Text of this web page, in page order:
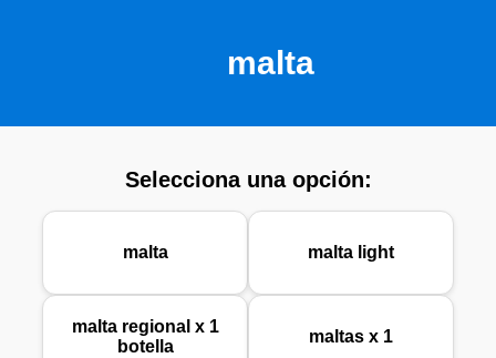
malta
Selecciona una opción:
malta malta light
malta regional x 1
botella
maltas x 1